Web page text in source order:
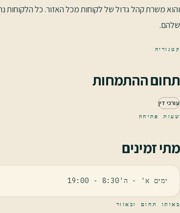
והוא משרת קהל גדול של לקוחות מכל האזור. כל הלקוחות
שלהם.
קטגוריה
תחום ההתמחות
עורכי דין
שעות פתיחה
מתי זמינים
ימים א' - ה'8:30 - 19:00
באותו תחום ובאזור